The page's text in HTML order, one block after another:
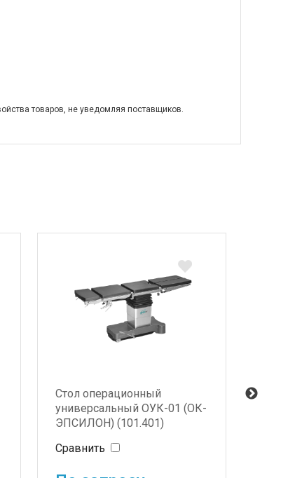
товаров, не уведомляя поставщиков.
Стол операционный
универсальный ОУК-01 (ОК-
ЭПСИЛОН) (101.401)
Сравнить